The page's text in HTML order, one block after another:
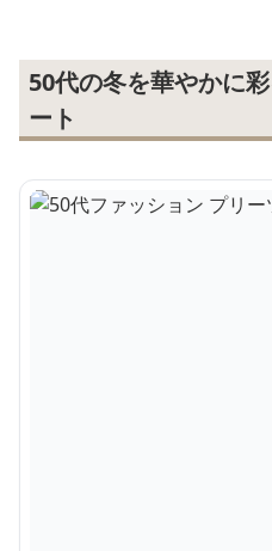
50代の冬を華やかに
ート